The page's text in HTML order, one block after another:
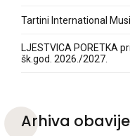
Tartini International
LJESTVICA PORETKA
šk.god. 2026./2027.
Arhiva